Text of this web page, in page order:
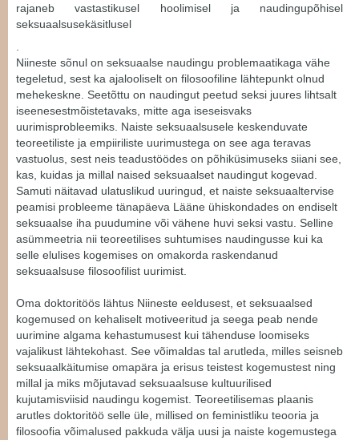
rajaneb vastastikusel hoolimisel ja naudingupõhisel
seksuaalsusekäsitlusel
.
Niineste sõnul on seksuaalse naudingu problemaatikaga vähe
tegeletud, sest ka ajalooliselt on filosoofiline lähtepunkt olnud
mehekeskne. Seetõttu on naudingut peetud seksi juures lihtsalt
iseenesestmõistetavaks, mitte aga iseseisvaks
uurimisprobleemiks. Naiste seksuaalsusele keskenduvate
teoreetiliste ja empiiriliste uurimustega on see aga teravas
vastuolus, sest neis teadustöödes on põhiküsimuseks siiani see,
kas, kuidas ja millal naised seksuaalset naudingut kogevad.
Samuti näitavad ulatuslikud uuringud, et naiste seksuaaltervise
peamisi probleeme tänapäeva Lääne ühiskondades on endiselt
seksuaalse iha puudumine või vähene huvi seksi vastu. Selline
asümmeetria nii teoreetilises suhtumises naudingusse kui ka
selle elulises kogemises on omakorda raskendanud
seksuaalsuse filosoofilist uurimist.
Oma doktoritöös lähtus Niineste eeldusest, et seksuaalsed
kogemused on kehaliselt motiveeritud ja seega peab nende
uurimine algama kehastumusest kui tähenduse loomiseks
vajalikust lähtekohast. See võimaldas tal arutleda, milles seisneb
seksuaalkäitumise omapära ja erisus teistest kogemustest ning
millal ja miks mõjutavad seksuaalsuse kultuurilised
kujutamisviisid naudingu kogemist. Teoreetilisemas plaanis
arutles doktoritöö selle üle, millised on feministliku teooria ja
filosoofia võimalused pakkuda välja uusi ja naiste kogemustega